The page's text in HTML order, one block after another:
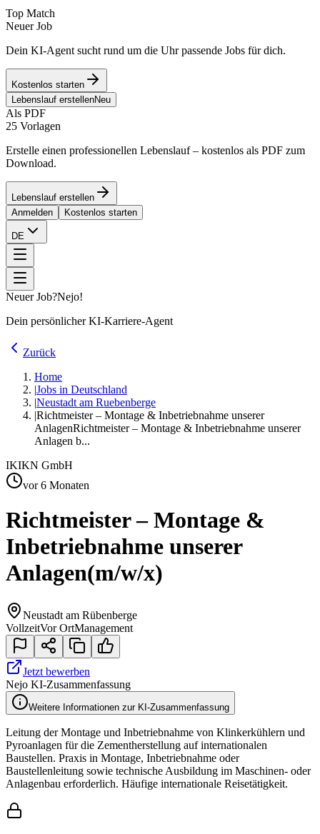
Top Match
Neuer Job
Dein KI-Agent sucht rund um die Uhr passende Jobs für dich.
Kostenlos starten
Lebenslauf erstellenNeu
Als PDF
25 Vorlagen
Erstelle einen professionellen Lebenslauf – kostenlos als PDF zum
Download.
Lebenslauf erstellen
Anmelden
Kostenlos starten
DE
Neuer Job?Nejo!
Dein persönlicher KI-Karriere-Agent
Zurück
Home
|Jobs in Deutschland
|Neustadt am Ruebenberge
|Richtmeister – Montage & Inbetriebnahme unserer
AnlagenRichtmeister – Montage & Inbetriebnahme unserer
Anlagen b...
IKIKN GmbH
vor 6 Monaten
Richtmeister – Montage &
Inbetriebnahme unserer
Anlagen(m/w/x)
Neustadt am Rübenberge
VollzeitVor OrtManagement
Jetzt bewerben
Nejo KI-Zusammenfassung
Weitere Informationen zur KI-Zusammenfassung
Leitung der Montage und Inbetriebnahme von Klinkerkühlern und
Pyroanlagen für die Zementherstellung auf internationalen
Baustellen. Praxis in Montage, Inbetriebnahme oder
Baustellenleitung sowie technische Ausbildung im Maschinen- oder
Anlagenbau erforderlich. Häufige internationale Reisetätigkeit.